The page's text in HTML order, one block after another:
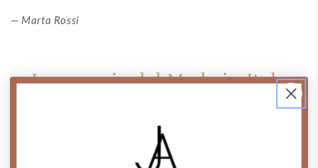
Marta Rossi
La esencia del Made in Italy
Todas nuestras creaciones nacen en Florencia, el
corazón del arte y la joyería de la orfebrería.
Nuestras obras están realizadas por manos
blanqueadas con polvo, entre los mil aromas de los